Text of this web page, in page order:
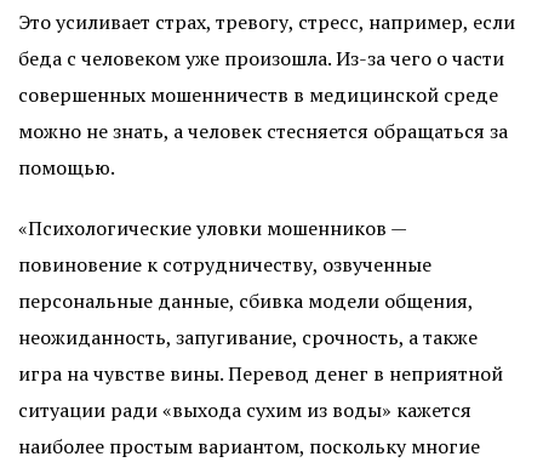
Это усиливает страх, тревогу, стресс, например, если
беда с человеком уже произошла. Из-за чего о части
совершенных мошенничеств в медицинской среде
можно не знать, а человек стесняется обращаться за
помощью.
«Психологические уловки мошенников —
повиновение к сотрудничеству, озвученные
персональные данные, сбивка модели общения,
неожиданность, запугивание, срочность, а также
игра на чувстве вины. Перевод денег в неприятной
ситуации ради «выхода сухим из воды» кажется
наиболее простым вариантом, поскольку многие